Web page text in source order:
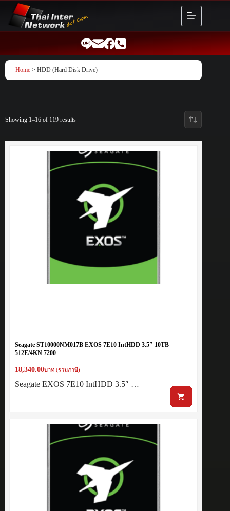
content
Home > HDD (Hard Disk Drive)
Showing 1–16 of 119 results
Seagate ST10000NM017B EXOS 7E10 IntHDD 3.5″ 10TB
512E/4KN 7200
18,340.00บาท (รวมภาษี)
Seagate EXOS 7E10 IntHDD 3.5″ …